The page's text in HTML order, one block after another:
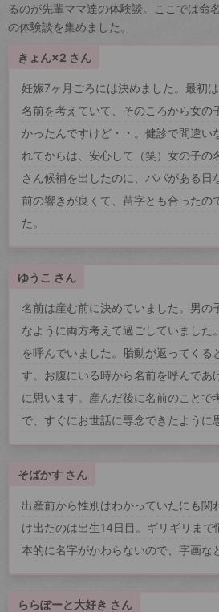
るのが先輩ママ達の体験談。ここでは命
の体験談を集めました。
きょん×2 さん
妊娠7ヶ月ごろには決めました。最初
名前を考えていて、そのころから女の
かったんですけど・・。健診で間違い
れてからは、安心して（笑）女の子の
さん候補を出したのに、パパがある日
前の響きが良くて、苗字とも合ったの
た。
ゆうこ さん
名前は産む前に決めていました。男の
なように両方考えて過ごしていました
を呼んでいました。胎動が返ってくる
す。お腹にいる時から名前を呼んであ
に思います。産んだ後に名前のことで
で、すぐにお世話に専念できたように
そばかす さん
出産前から性別はわかっていたにも関
け出たのは出生14日目。ギリギリまで
本的に名字がかわらないので、字画な
ららぽーと大好き さん